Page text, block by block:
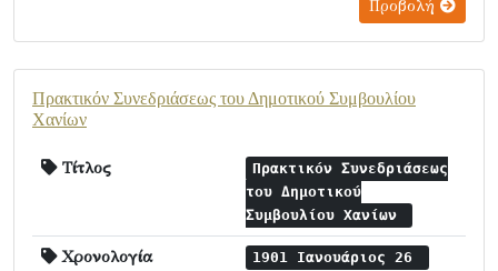
Προβολή
Πρακτικόν Συνεδριάσεως του Δημοτικού Συμβουλίου
Χανίων
Τίτλος
Πρακτικόν Συνεδριάσεως
του Δημοτικού
Συμβουλίου Χανίων
Χρονολογία 1901 Ιανουάριος 26